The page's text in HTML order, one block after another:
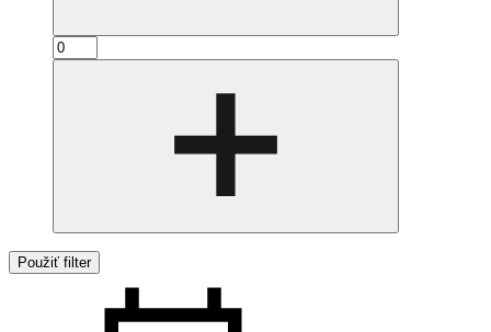
Použiť filter